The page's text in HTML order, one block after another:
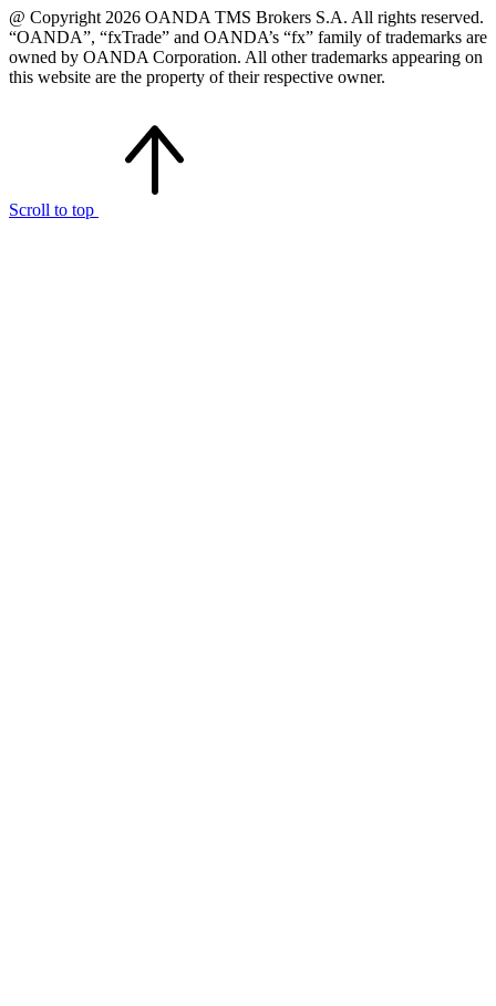
@ Copyright 2026 OANDA TMS Brokers S.A. All rights reserved.
“OANDA”, “fxTrade” and OANDA’s “fx” family of trademarks are
owned by OANDA Corporation. All other trademarks appearing on
this website are the property of their respective owner.
Scroll to top